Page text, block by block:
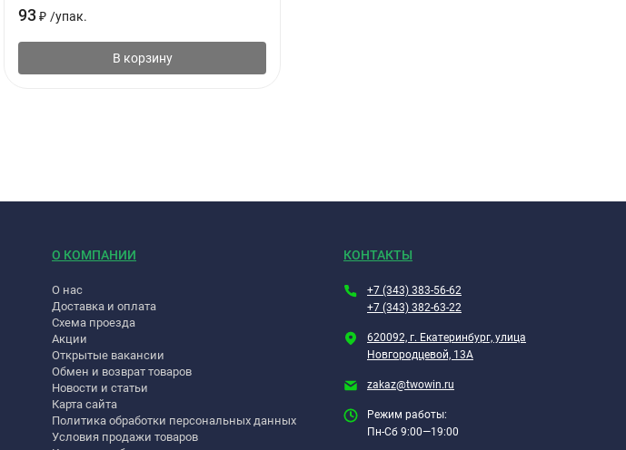
93 ₽ /упак.
В корзину
О КОМПАНИИ
О нас
Доставка и оплата
Схема проезда
Акции
Открытые вакансии
Обмен и возврат товаров
Новости и статьи
Карта сайта
Политика обработки персональных данных
Условия продажи товаров
КОНТАКТЫ
+7 (343) 383-56-62
+7 (343) 382-63-22
620092, г. Екатеринбург, улица
Новгородцевой, 13А
zakaz@twowin.ru
Режим работы:
Пн-Сб 9:00—19:00